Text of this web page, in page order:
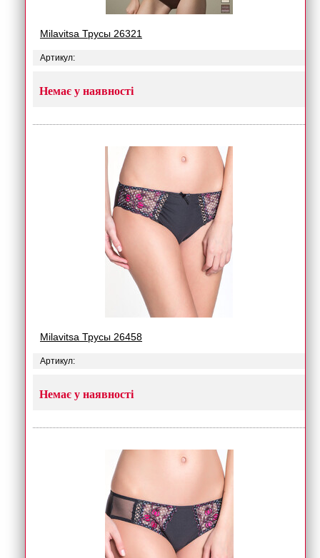
Milavitsa Трусы 26321
Артикул:
Немає у наявності
Milavitsa Трусы 26458
Артикул:
Немає у наявності